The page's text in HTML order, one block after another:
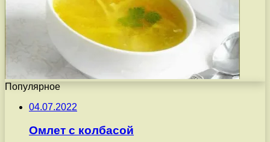
Популярное
04.07.2022
Омлет с колбасой